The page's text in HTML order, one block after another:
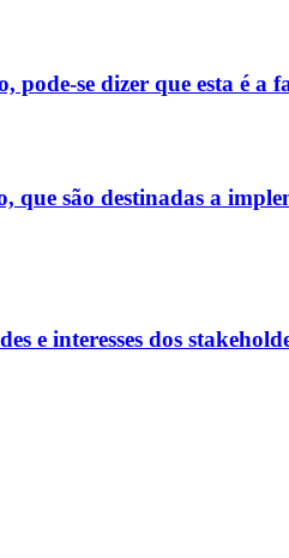
se dizer que esta é a
que são destinadas a
e interesses dos